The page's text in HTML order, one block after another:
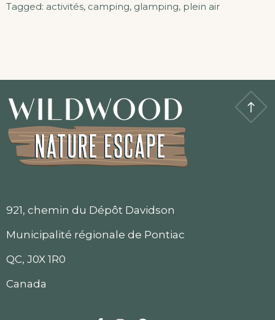
Tagged: activités, camping, glamping, plein air
921, chemin du Dépôt Davidson
Municipalité régionale de Pontiac
QC, J0X 1R0
Canada